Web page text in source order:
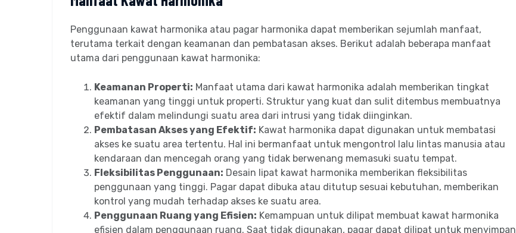
Penggunaan kawat harmonika atau pagar harmonika dapat memberikan sejumlah manfaat,
terutama terkait dengan keamanan dan pembatasan akses. Berikut adalah beberapa manfaat
utama dari penggunaan kawat harmonika:
Keamanan Properti: Manfaat utama dari kawat harmonika adalah memberikan tingkat
keamanan yang tinggi untuk properti. Struktur yang kuat dan sulit ditembus membuatnya
efektif dalam melindungi suatu area dari intrusi yang tidak diinginkan.
Pembatasan Akses yang Efektif: Kawat harmonika dapat digunakan untuk membatasi
akses ke suatu area tertentu. Hal ini bermanfaat untuk mengontrol lalu lintas manusia atau
kendaraan dan mencegah orang yang tidak berwenang memasuki suatu tempat.
Fleksibilitas Penggunaan: Desain lipat kawat harmonika memberikan fleksibilitas
penggunaan yang tinggi. Pagar dapat dibuka atau ditutup sesuai kebutuhan, memberikan
kontrol yang mudah terhadap akses ke suatu area.
Penggunaan Ruang yang Efisien: Kemampuan untuk dilipat membuat kawat harmonika
efisien dalam penggunaan ruang. Saat tidak digunakan, pagar dapat dilipat untuk menyimpan